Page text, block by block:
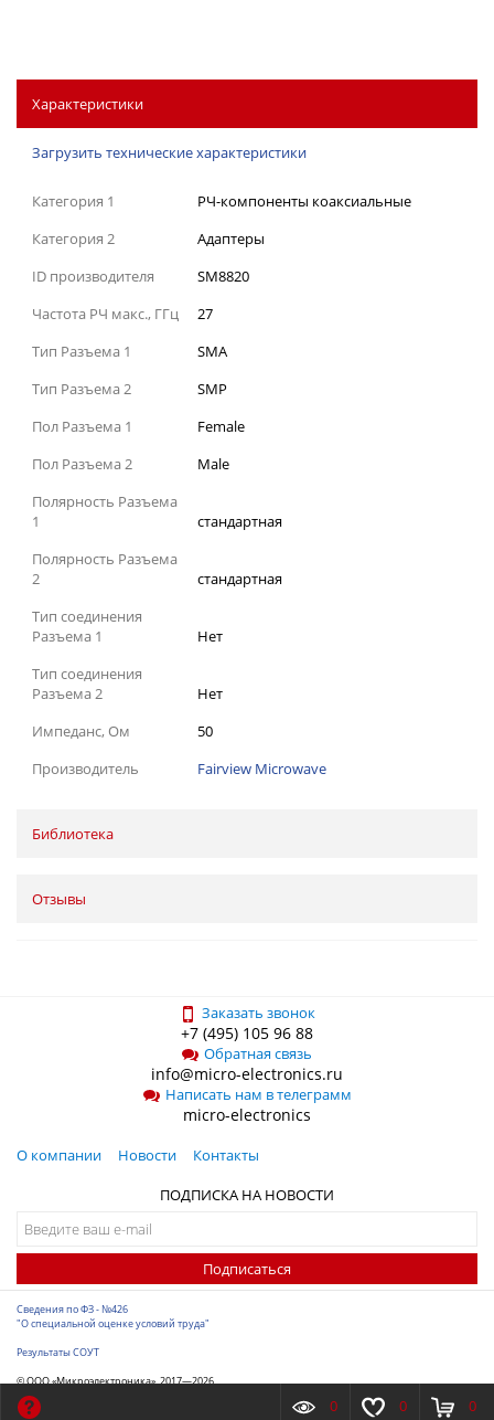
Характеристики
Загрузить технические характеристики
Категория 1
РЧ-компоненты коаксиальные
Категория 2
Адаптеры
ID производителя
SM8820
Частота РЧ макс., ГГц
27
Тип Разъема 1
SMA
Тип Разъема 2
SMP
Пол Разъема 1
Female
Пол Разъема 2
Male
Полярность Разъема
1
стандартная
Полярность Разъема
2
стандартная
Тип соединения
Разъема 1
Нет
Тип соединения
Разъема 2
Нет
Импеданс, Ом
50
Производитель
Fairview Microwave
Библиотека
Отзывы
Заказать звонок
+7 (495) 105 96 88
Обратная связь
info@micro-electronics.ru
Написать нам в телеграмм
micro-electronics
О компании Новости
Контакты
ПОДПИСКА НА НОВОСТИ
Подписаться
Сведения по ФЗ - №426
"О специальной оценке условий труда"
Результаты СОУТ
© ООО «Микроэлектроника», 2017—2026
Разработка сайта
0 0 0